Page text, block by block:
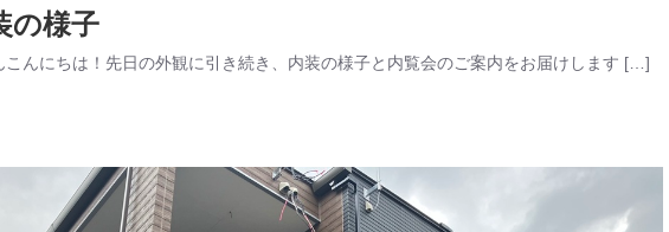
の様子
こんにちは！先日の外観に引き続き、内装の様子と内覧会のご案内をお届けします […]